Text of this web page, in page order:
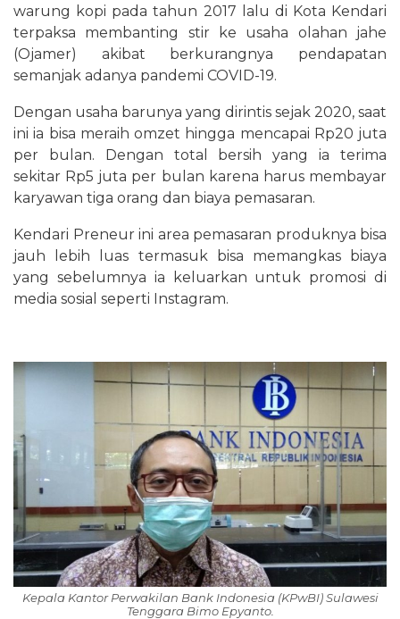
warung kopi pada tahun 2017 lalu di Kota Kendari
terpaksa membanting stir ke usaha olahan jahe
(Ojamer) akibat berkurangnya pendapatan
semanjak adanya pandemi COVID-19.
Dengan usaha barunya yang dirintis sejak 2020, saat
ini ia bisa meraih omzet hingga mencapai Rp20 juta
per bulan. Dengan total bersih yang ia terima
sekitar Rp5 juta per bulan karena harus membayar
karyawan tiga orang dan biaya pemasaran.
Kendari Preneur ini area pemasaran produknya bisa
jauh lebih luas termasuk bisa memangkas biaya
yang sebelumnya ia keluarkan untuk promosi di
media sosial seperti Instagram.
Kepala Kantor Perwakilan Bank Indonesia (KPwBI) Sulawesi
Tenggara Bimo Epyanto.